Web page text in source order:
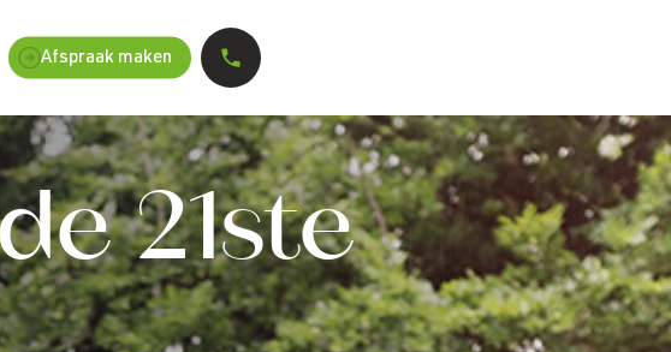
Afspraak maken
21ste